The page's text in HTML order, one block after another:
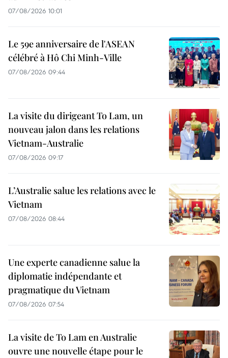
07/08/2026 10:01
Le 59e anniversaire de l'ASEAN
célébré à Hô Chi Minh-Ville
07/08/2026 09:44
La visite du dirigeant To Lam, un
nouveau jalon dans les relations
Vietnam-Australie
07/08/2026 09:17
L’Australie salue les relations avec le
Vietnam
07/08/2026 08:44
Une experte canadienne salue la
diplomatie indépendante et
pragmatique du Vietnam
07/08/2026 07:54
La visite de To Lam en Australie
ouvre une nouvelle étape pour le